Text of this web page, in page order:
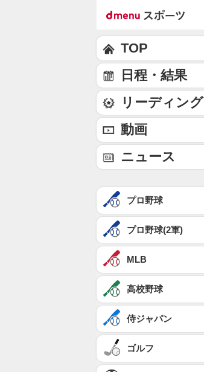
TOP
日程・結果
リーディング
動画
ニュース
プロ野球
プロ野球(2軍)
MLB
高校野球
侍ジャパン
ゴルフ